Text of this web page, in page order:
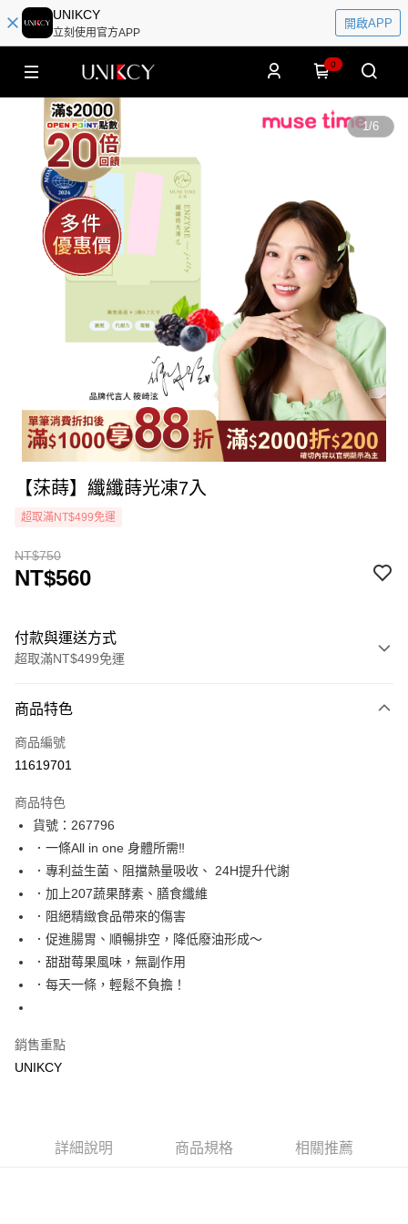
UNIKCY
立刻使用官方APP
開啟APP
0
1/6
【莯蒔】纖纖蒔光凍7入
超取滿NT$499免運
NT$750
NT$560
付款與運送方式
超取滿NT$499免運
icash Pay
信用卡一次付款
LINE Pay
Apple Pay
街口支付
悠遊付
Google Pay
每筆NT$70，滿NT$499(含以上)免運費
宅配［需2-3個工作天不含預購商品］
商品特色
商品編號
11619701
商品特色
貨號：267796
．一條All in one 身體所需‼
．專利益生菌、阻擋熱量吸收、 24H提升代謝
．加上207蔬果酵素、膳食纖維
．阻絕精緻食品帶來的傷害
．促進腸胃、順暢排空，降低廢油形成～
．甜甜莓果風味，無副作用
．每天一條，輕鬆不負擔！
銷售重點
UNIKCY
詳細說明 商品規格 相關推薦